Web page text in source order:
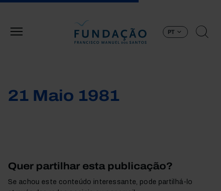
PT
21 Maio 1981
Quer partilhar esta publicação?
Se achou este conteúdo interessante, pode partilhá-lo